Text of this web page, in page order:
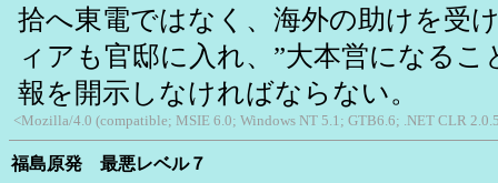
拾へ東電ではなく、海外の助けを受
ィアも官邸に入れ、”大本営になるこ
報を開示しなければならない。
<Mozilla/4.0 (compatible; MSIE 6.0; Windows NT 5.1; GTB6.6; .NET CLR
福島原発 最悪レベル７